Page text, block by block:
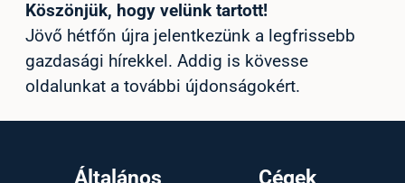
Köszönjük, hogy velünk tartott!
Jövő hétfőn újra jelentkezünk a legfrissebb
gazdasági hírekkel. Addig is kövesse
oldalunkat a további újdonságokért.
Általános Cégek